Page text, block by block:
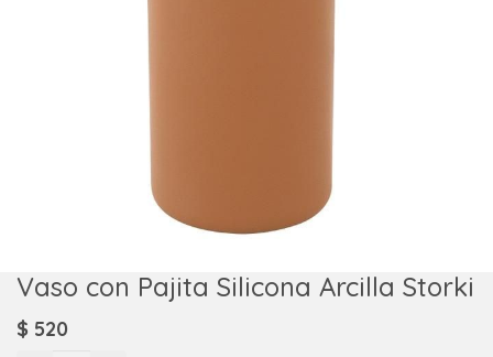
Vaso con Pajita Silicona Arcilla Storki
$ 520